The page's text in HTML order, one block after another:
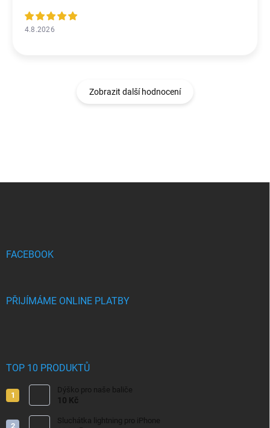
4.8.2026
Zobrazit další hodnocení
FACEBOOK
PŘIJÍMÁME ONLINE PLATBY
TOP 10 PRODUKTŮ
Dýško pro naše baliče
10 Kč
Sluchátka lightning pro iPhone